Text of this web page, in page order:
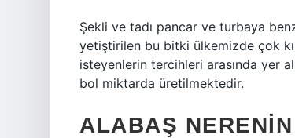
Şekli ve tadı pancar ve turbaya
yetiştirilen bu bitki ülkemizde çok
isteyenlerin tercihleri ​​arasında yer
bol miktarda üretilmektedir.
ALABAŞ